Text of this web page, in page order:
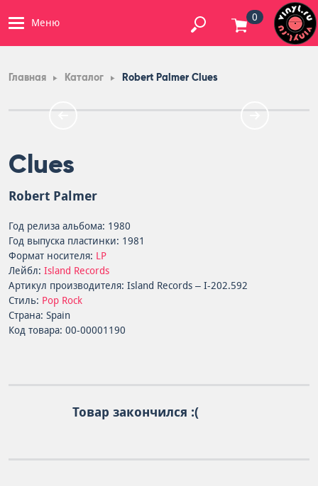
Меню 0
Главная Каталог Robert Palmer Clues
Clues
Robert Palmer
Год релиза альбома: 1980
Год выпуска пластинки: 1981
Формат носителя: LP
Лейбл: Island Records
Артикул производителя: Island Records – I-202.592
Стиль: Pop Rock
Страна: Spain
Код товара: 00-00001190
Товар закончился :(